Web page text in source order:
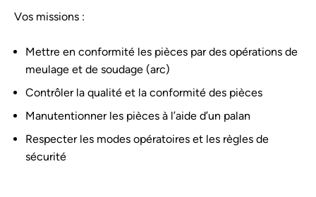
Vos missions :
Mettre en conformité les pièces par des opérations de
meulage et de soudage (arc)
Contrôler la qualité et la conformité des pièces
Manutentionner les pièces à l’aide d’un palan
Respecter les modes opératoires et les règles de
sécurité